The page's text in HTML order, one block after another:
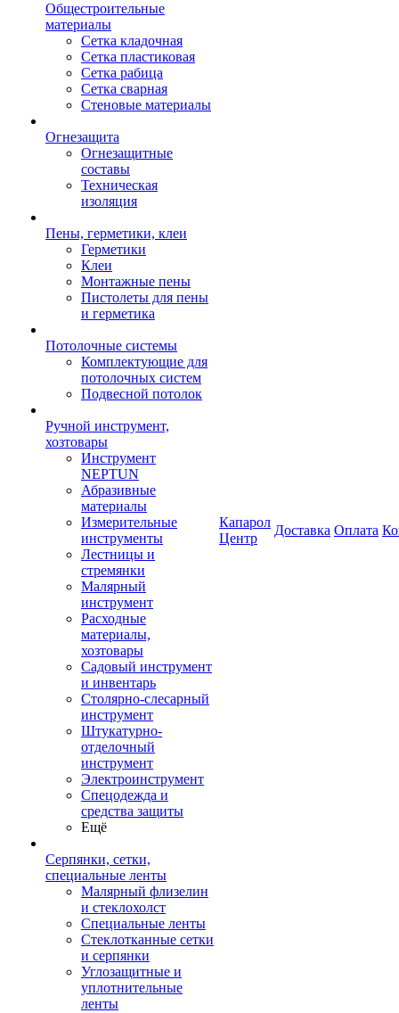
Общестроительные
материалы
Сетка кладочная
Сетка пластиковая
Сетка рабица
Сетка сварная
Стеновые материалы
Огнезащита
Огнезащитные
составы
Техническая
изоляция
Пены, герметики, клеи
Герметики
Клеи
Монтажные пены
Пистолеты для пены
и герметика
Потолочные системы
Комплектующие для
потолочных систем
Подвесной потолок
Ручной инструмент,
хозтовары
Инструмент
NEPTUN
Абразивные
материалы
Измерительные
инструменты
Лестницы и
стремянки
Малярный
инструмент
Расходные
материалы,
хозтовары
Садовый инструмент
и инвентарь
Столярно-слесарный
инструмент
Штукатурно-
отделочный
инструмент
Электроинструмент
Спецодежда и
средства защиты
Ещё
Серпянки, сетки,
специальные ленты
Малярный флизелин
и стеклохолст
Специальные ленты
Стеклотканные сетки
и серпянки
Углозащитные и
уплотнительные
ленты
Капарол
Центр
Доставка Оплата